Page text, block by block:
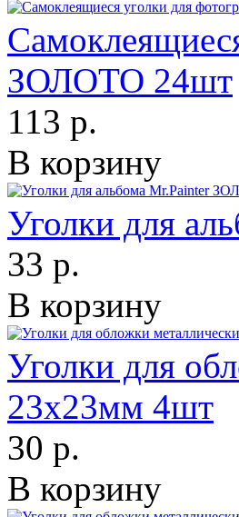
ЗОЛОТО 24шт
113 р.
В корзину
Уголки для
33 р.
В корзину
Уголки для
23х23мм 4шт
30 р.
В корзину